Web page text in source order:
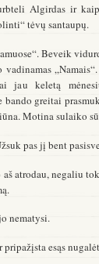
Algirdas ir
tėvų santaupų.
Beveik
jau keletą
bando greitai
Motina sulaiko
pas jį bent
atrodau, negaliu
nematysi.
esąs